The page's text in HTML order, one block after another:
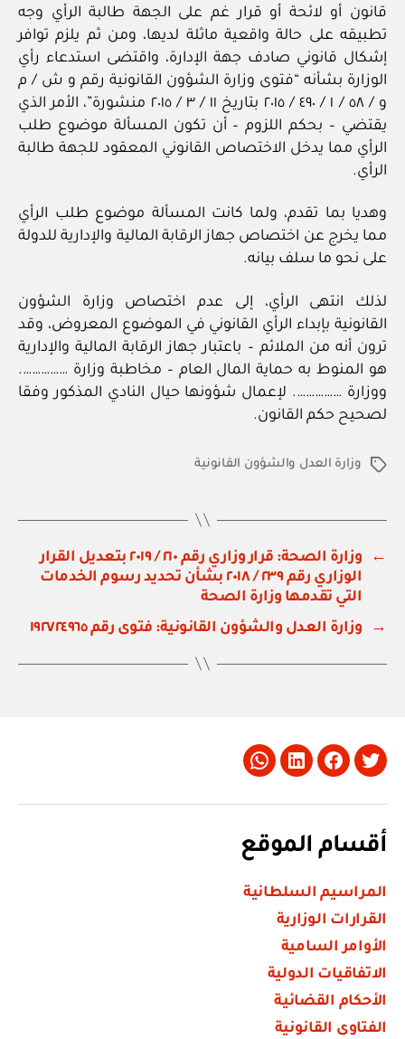
قانون أو لائحة أو قرار غم على الجهة طالبة الرأي وجه
تطبيقه على حالة واقعية ماثلة لديها، ومن ثم يلزم توافر
إشكال قانوني صادف جهة الإدارة، واقتضى استدعاء رأي
الوزارة بشأنه “فتوى وزارة الشؤون القانونية رقم و ش / م
و / ٥٨ / ١ / ٤٩٠ / ٢٠١٥ بتاريخ ١١ / ٣ / ٢٠١٥ منشورة”، الأمر الذي
يقتضي – بحكم اللزوم – أن تكون المسألة موضوع طلب
الرأي مما يدخل الاختصاص القانوني المعقود للجهة طالبة
الرأي.
وهديا بما تقدم، ولما كانت المسألة موضوع طلب الرأي
مما يخرج عن اختصاص جهاز الرقابة المالية والإدارية للدولة
على نحو ما سلف بيانه.
لذلك انتهى الرأي، إلى عدم اختصاص وزارة الشؤون
القانونية بإبداء الرأي القانوني في الموضوع المعروض، وقد
ترون أنه من الملائم – باعتبار جهاز الرقابة المالية والإدارية
هو المنوط به حماية المال العام – مخاطبة وزارة …………….
ووزارة ……………. لإعمال شؤونها حيال النادي المذكور وفقا
لصحيح حكم القانون.
الوسوموزارة العدل والشؤون القانونية
←
وزارة الصحة: قرار وزاري رقم ٢١٠ / ٢٠١٩ بتعديل القرار
الوزاري رقم ٢٣٩ / ٢٠١٨ بشأن تحديد رسوم الخدمات
التي تقدمها وزارة الصحة
→
وزارة العدل والشؤون القانونية: فتوى رقم ١٩٢٧٢٤٩٦٥
Twitter
Facebook
LinkedIn
Whatsapp
أقسام الموقع
المراسيم السلطانية
القرارات الوزارية
الأوامر السامية
الاتفاقيات الدولية
الأحكام القضائية
الفتاوى القانونية